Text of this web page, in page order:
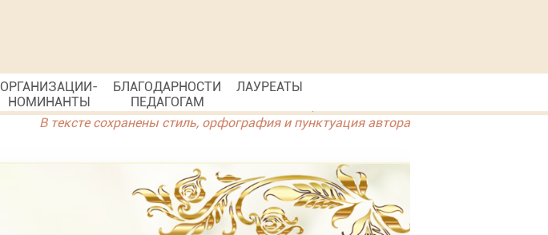
ОРГАНИЗАЦИИ-
НОМИНАНТЫ
БЛАГОДАРНОСТИ
ПЕДАГОГАМ
ЛАУРЕАТЫ
В тексте сохранены стиль, орфография и пунктуация автора